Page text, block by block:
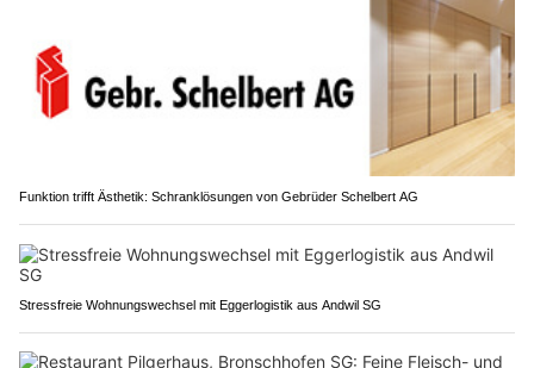
Funktion trifft Ästhetik: Schranklösungen von Gebrüder Schelbert AG
Stressfreie Wohnungswechsel mit Eggerlogistik aus Andwil SG